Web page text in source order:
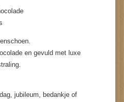
en gevuld met luxe
jubileum, bedankje of